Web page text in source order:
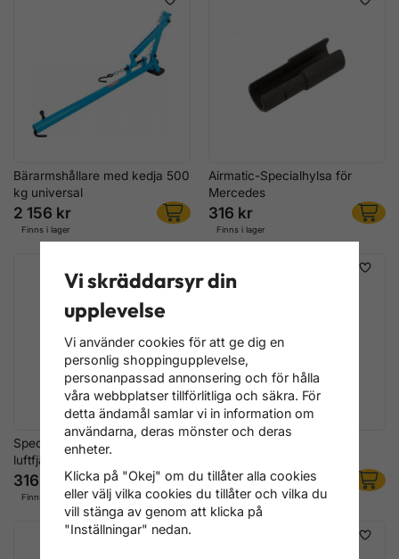
Bärarmshållare med kedja 500
kg universal
2 156 kr
Finns i lager
Airmatic-Specialhylsa för
Mercedes
316 kr
Finns i lager
Specialhylsa för VAG
luftfjäderdämpare
316 kr
Finns i lager
180 kr
Finns i lager
Vi skräddarsyr din
upplevelse
Vi använder cookies för att ge dig en
personlig shoppingupplevelse,
personanpassad annonsering och för hålla
våra webbplatser tillförlitliga och säkra. För
detta ändamål samlar vi in information om
användarna, deras mönster och deras
enheter.
Klicka på "Okej" om du tillåter alla cookies
eller välj vilka cookies du tillåter och vilka du
vill stänga av genom att klicka på
"Inställningar" nedan.